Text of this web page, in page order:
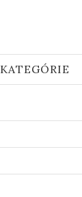
KATEGÓRIE